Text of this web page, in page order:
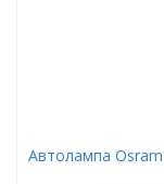
Автолампа